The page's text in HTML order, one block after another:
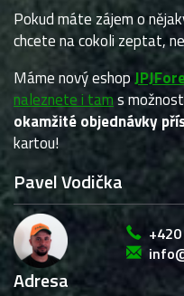
Pokud máte zájem o
chcete na cokoli zeptat,
Máme nový eshop
naleznete i tams
okamžité objednávky
kartou!
Pavel Vodička
Adresa